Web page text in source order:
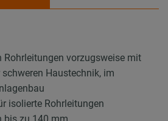
Rohrleitungen vorzugsweise mit
schweren Haustechnik, im
isolierte Rohrleitungen